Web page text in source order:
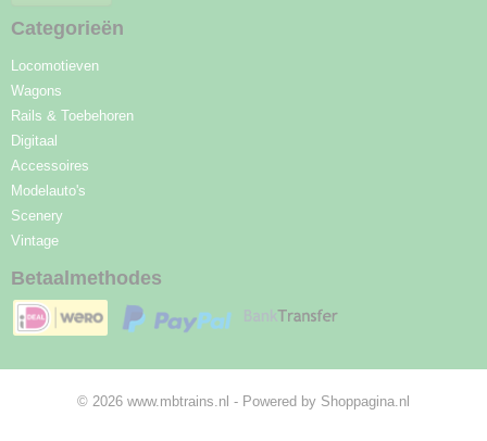
Categorieën
Locomotieven
Wagons
Rails & Toebehoren
Digitaal
Accessoires
Modelauto's
Scenery
Vintage
Betaalmethodes
© 2026 www.mbtrains.nl - Powered by Shoppagina.nl